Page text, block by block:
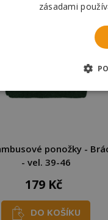
ponožky -
- vel. 39-46
179 Kč
DO KOŠÍKU
zásadami